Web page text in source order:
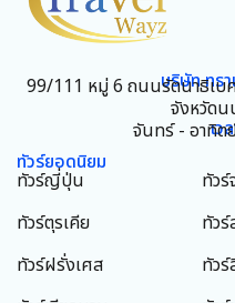
บริษัท ทรา
99/111 หมู่ 6 ถนนรัตนาธิเ
จังหวัด
เว
จันทร์ - อาทิต
ทัวร์ยอดนิยม
ทัวร์ญี่ปุ่น
ทัวร์ตุรเคีย
ทัวร์ฝรั่งเศส
ทัวร์
ทัว
ทัว